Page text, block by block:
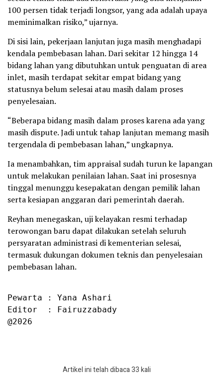
100 persen tidak terjadi longsor, yang ada adalah upaya
meminimalkan risiko,” ujarnya.
Di sisi lain, pekerjaan lanjutan juga masih menghadapi
kendala pembebasan lahan. Dari sekitar 12 hingga 14
bidang lahan yang dibutuhkan untuk penguatan di area
inlet, masih terdapat sekitar empat bidang yang
statusnya belum selesai atau masih dalam proses
penyelesaian.
“Beberapa bidang masih dalam proses karena ada yang
masih dispute. Jadi untuk tahap lanjutan memang masih
tergendala di pembebasan lahan,” ungkapnya.
Ia menambahkan, tim appraisal sudah turun ke lapangan
untuk melakukan penilaian lahan. Saat ini prosesnya
tinggal menunggu kesepakatan dengan pemilik lahan
serta kesiapan anggaran dari pemerintah daerah.
Reyhan menegaskan, uji kelayakan resmi terhadap
terowongan baru dapat dilakukan setelah seluruh
persyaratan administrasi di kementerian selesai,
termasuk dukungan dokumen teknis dan penyelesaian
pembebasan lahan.
Pewarta : Yana Ashari
Editor  : Fairuzzabady
@2026
Artikel ini telah dibaca 33 kali